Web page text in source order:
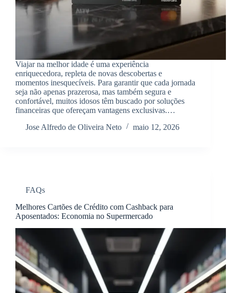
Viajar na melhor idade é uma experiência
enriquecedora, repleta de novas descobertas e
momentos inesquecíveis. Para garantir que cada jornada
seja não apenas prazerosa, mas também segura e
confortável, muitos idosos têm buscado por soluções
financeiras que ofereçam vantagens exclusivas.…
Jose Alfredo de Oliveira Neto
maio 12, 2026
FAQs
Melhores Cartões de Crédito com Cashback para
Aposentados: Economia no Supermercado